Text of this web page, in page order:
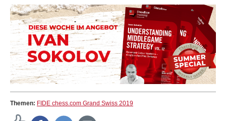
Themen: FIDE chess.com Grand Swiss 2019